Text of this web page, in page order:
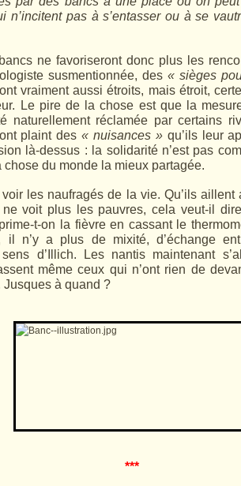
n’incitent pas à s’entasser ou à se
ne favoriseront donc plus les
susmentionnée, des « sièges
vraiment aussi étroits, mais étroit,
Le pire de la chose est que la
naturellement réclamée par certains
plaint des« nuisances »qu’ils leur
là-dessus : la solidarité n’est pas
chose du monde la mieux partagée.
les naufragés de la vie. Qu’ils
voit plus les pauvres, cela veut-il
t-on la fièvre en cassant le
il n’y a plus de mixité, d’échange
d’Illich. Les nantis maintenant
même ceux qui n’ont rien de
Jusques à quand ?
***